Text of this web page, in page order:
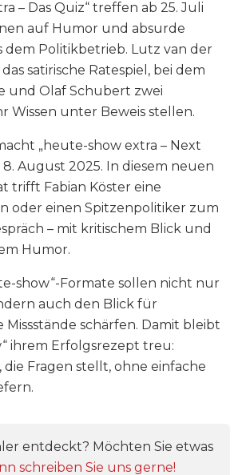
– Das Quiz“ treffen ab 25. Juli
auf Humor und absurde
dem Politikbetrieb. Lutz van der
satirische Ratespiel, bei dem
und Olaf Schubert zwei
Wissen unter Beweis stellen.
„heute-show extra – Next
8. August 2025. In diesem neuen
trifft Fabian Köster eine
oder einen Spitzenpolitiker zum
– mit kritischem Blick und
Humor.
show“-Formate sollen nicht nur
auch den Blick für
Missstände schärfen. Damit bleibt
ihrem Erfolgsrezept treu:
die Fragen stellt, ohne einfache
entdeckt? Möchten Sie etwas
schreiben Sie uns gerne!